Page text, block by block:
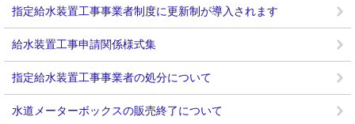
指定給水装置工事事業者制度に更新制が導入されます
給水装置工事申請関係様式集
指定給水装置工事事業者の処分について
水道メーターボックスの販売終了について